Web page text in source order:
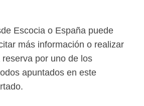
Escocia o España puede
más información o realizar
reserva por uno de los
apuntados en este